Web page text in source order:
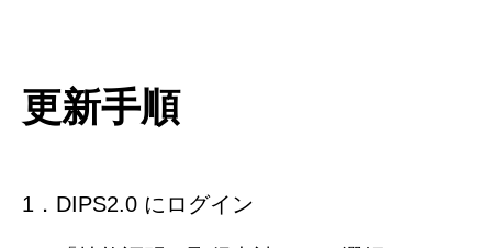
更新手順
1．DIPS2.0 にログイン